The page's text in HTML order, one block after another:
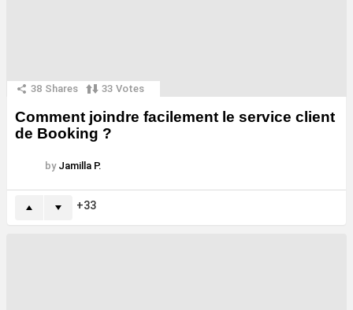
38 Shares 33 Votes
Comment joindre facilement le service client
de Booking ?
by Jamilla P.
33